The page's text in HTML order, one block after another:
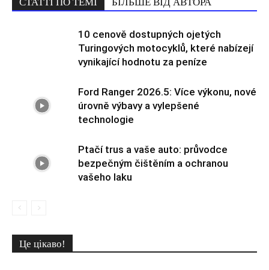
10 cenově dostupných ojetých
Turingových motocyklů, které nabízejí
vynikající hodnotu za peníze
Ford Ranger 2026.5: Více výkonu, nové
úrovně výbavy a vylepšené
technologie
Ptačí trus a vaše auto: průvodce
bezpečným čištěním a ochranou
vašeho laku
Це цікаво!